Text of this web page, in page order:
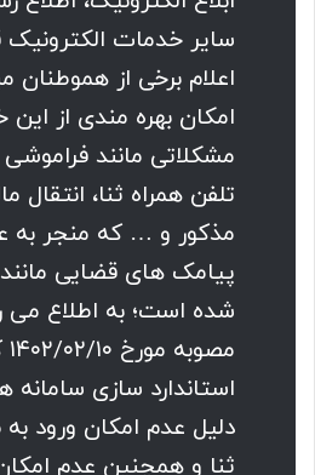
سایر خدمات الکترونیک
اعلام برخی از هموطنان
امکان بهره مندی از
مشکلاتی مانند
تلفن همراه ثنا، انتقال
مذکور و … که منجر به
پیامک های قضایی
شده است؛ به اطلاع می
استاندارد سازی
دلیل عدم امکان ورود
ثنا و همچنین عدم